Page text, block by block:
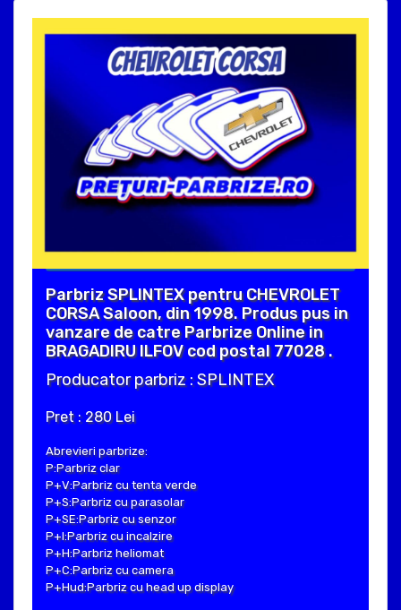
Parbriz SPLINTEX pentru CHEVROLET
CORSA Saloon, din 1998. Produs pus in
vanzare de catre Parbrize Online in
BRAGADIRU ILFOV cod postal 77028 .
Producator parbriz : SPLINTEX
Pret : 280 Lei
Abrevieri parbrize:
P:Parbriz clar
P+V:Parbriz cu tenta verde
P+S:Parbriz cu parasolar
P+SE:Parbriz cu senzor
P+I:Parbriz cu incalzire
P+H:Parbriz heliomat
P+C:Parbriz cu camera
P+Hud:Parbriz cu head up display